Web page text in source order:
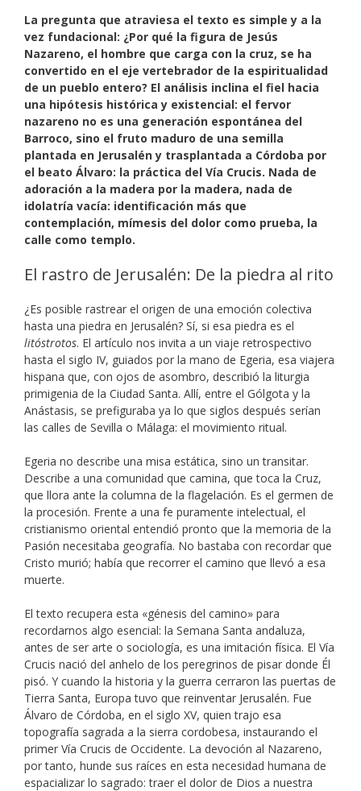
La pregunta que atraviesa el texto es simple y a la
vez fundacional: ¿Por qué la figura de Jesús
Nazareno, el hombre que carga con la cruz, se ha
convertido en el eje vertebrador de la espiritualidad
de un pueblo entero? El análisis inclina el fiel hacia
una hipótesis histórica y existencial: el fervor
nazareno no es una generación espontánea del
Barroco, sino el fruto maduro de una semilla
plantada en Jerusalén y trasplantada a Córdoba por
el beato Álvaro: la práctica del Vía Crucis. Nada de
adoración a la madera por la madera, nada de
idolatría vacía: identificación más que
contemplación, mímesis del dolor como prueba, la
calle como templo.
El rastro de Jerusalén: De la piedra al rito
¿Es posible rastrear el origen de una emoción colectiva
hasta una piedra en Jerusalén? Sí, si esa piedra es el
litóstrotos. El artículo nos invita a un viaje retrospectivo
hasta el siglo IV, guiados por la mano de Egeria, esa viajera
hispana que, con ojos de asombro, describió la liturgia
primigenia de la Ciudad Santa. Allí, entre el Gólgota y la
Anástasis, se prefiguraba ya lo que siglos después serían
las calles de Sevilla o Málaga: el movimiento ritual.
Egeria no describe una misa estática, sino un transitar.
Describe a una comunidad que camina, que toca la Cruz,
que llora ante la columna de la flagelación. Es el germen de
la procesión. Frente a una fe puramente intelectual, el
cristianismo oriental entendió pronto que la memoria de la
Pasión necesitaba geografía. No bastaba con recordar que
Cristo murió; había que recorrer el camino que llevó a esa
muerte.
El texto recupera esta «génesis del camino» para
recordarnos algo esencial: la Semana Santa andaluza,
antes de ser arte o sociología, es una imitación física. El Vía
Crucis nació del anhelo de los peregrinos de pisar donde Él
pisó. Y cuando la historia y la guerra cerraron las puertas de
Tierra Santa, Europa tuvo que reinventar Jerusalén. Fue
Álvaro de Córdoba, en el siglo XV, quien trajo esa
topografía sagrada a la sierra cordobesa, instaurando el
primer Vía Crucis de Occidente. La devoción al Nazareno,
por tanto, hunde sus raíces en esta necesidad humana de
espacializar lo sagrado: traer el dolor de Dios a nuestra